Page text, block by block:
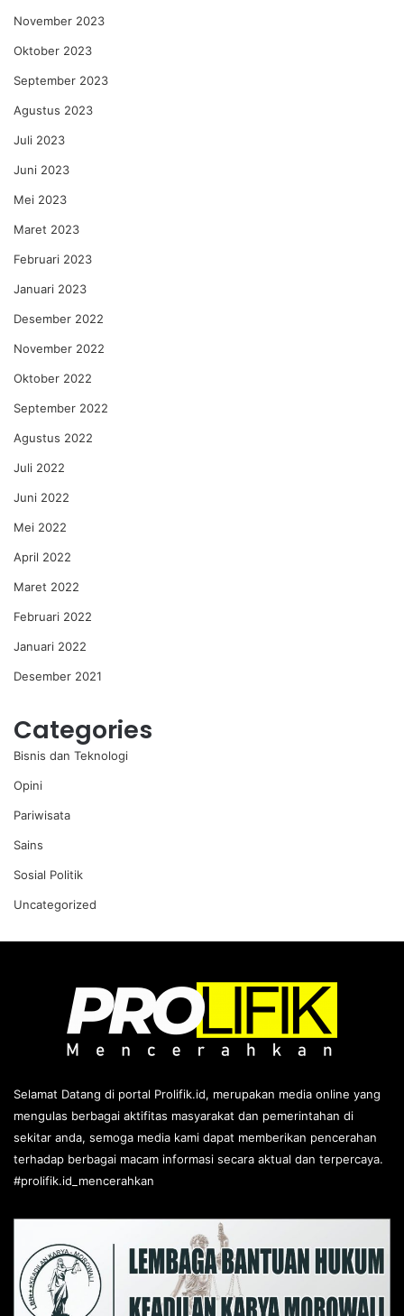
November 2023
Oktober 2023
September 2023
Agustus 2023
Juli 2023
Juni 2023
Mei 2023
Maret 2023
Februari 2023
Januari 2023
Desember 2022
November 2022
Oktober 2022
September 2022
Agustus 2022
Juli 2022
Juni 2022
Mei 2022
April 2022
Maret 2022
Februari 2022
Januari 2022
Desember 2021
Categories
Bisnis dan Teknologi
Opini
Pariwisata
Sains
Sosial Politik
Uncategorized
Selamat Datang di portal Prolifik.id, merupakan media online yang
mengulas berbagai aktifitas masyarakat dan pemerintahan di
sekitar anda, semoga media kami dapat memberikan pencerahan
terhadap berbagai macam informasi secara aktual dan terpercaya.
#prolifik.id_mencerahkan